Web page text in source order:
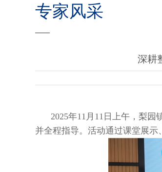
专家风采
深耕
2025年11月11日上午，梨
并全程指导。活动通过课堂展示